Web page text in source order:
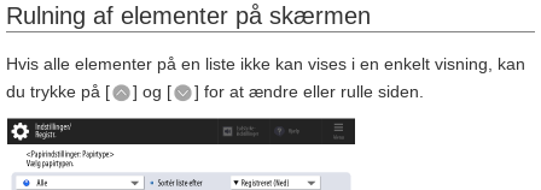
Rulning af elementer på skærmen
Hvis alle elementer på en liste ikke kan vises i en enkelt visning, kan
du trykke på [
] og [ ] for at ændre eller rulle siden.